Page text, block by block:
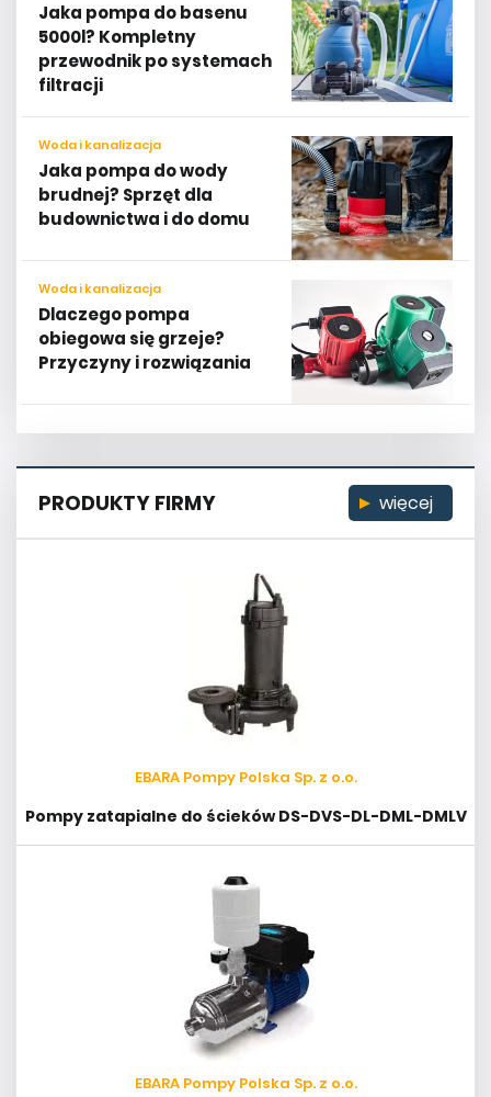
Jaka pompa do basenu
5000l? Kompletny
przewodnik po systemach
filtracji
Woda i kanalizacja
Jaka pompa do wody
brudnej? Sprzęt dla
budownictwa i do domu
Woda i kanalizacja
Dlaczego pompa
obiegowa się grzeje?
Przyczyny i rozwiązania
PRODUKTY FIRMY więcej
EBARA Pompy Polska Sp. z o.o.
Pompy zatapialne do ścieków DS-DVS-DL-DML-DMLV
EBARA Pompy Polska Sp. z o.o.